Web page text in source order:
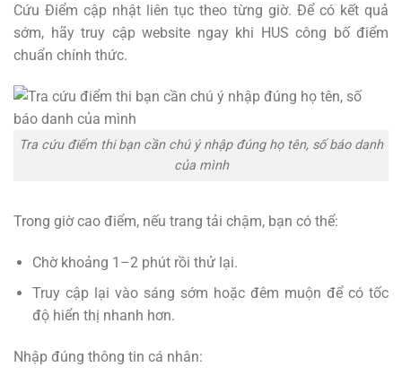
Cứu Điểm cập nhật liên tục theo từng giờ. Để có kết quả
sớm, hãy truy cập website ngay khi HUS công bố điểm
chuẩn chính thức.
Tra cứu điểm thi bạn cần chú ý nhập đúng họ tên, số báo danh
của mình
Trong giờ cao điểm, nếu trang tải chậm, bạn có thể:
Chờ khoảng 1–2 phút rồi thử lại.
Truy cập lại vào sáng sớm hoặc đêm muộn để có tốc
độ hiển thị nhanh hơn.
Nhập đúng thông tin cá nhân: